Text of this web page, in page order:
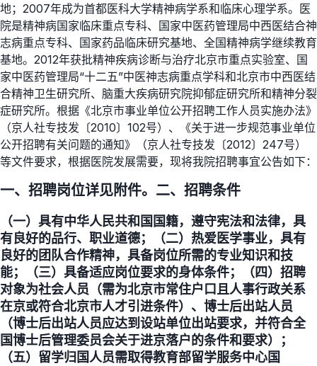
地；2007年成为首都医科大学精神病学系和临床心理学系。医
院是精神病国家临床重点专科、国家中医药管理局中西医结合神
志病重点专科、国家药品临床研究基地、全国精神病学继续教育
基地。2012年获批精神疾病诊断与治疗北京市重点实验室、国
家中医药管理局“十二五”中医神志病重点学科和北京市中西医结
合精神卫生研究所、脑重大疾病研究院抑郁症研究所和精神分裂
症研究所。根据《北京市事业单位公开招聘工作人员实施办法》
（京人社专技发〔2010〕102号）、《关于进一步规范事业单位
公开招聘有关问题的通知》（京人社专技发〔2012〕247号）
等文件要求，根据医院发展需要，现将我院招聘事宜公告如下：
一、招聘岗位详见附件。二、招聘条件
（一）具有中华人民共和国国籍，遵守宪法和法律，具
有良好的品行、职业道德；（二）热爱医学事业，具有
良好的团队合作精神，具备岗位所需的专业知识和技
能；（三）具备适应岗位要求的身体条件；（四）招聘
对象为社会人员（需为北京市常住户口且人事行政关系
在京或符合北京市人才引进条件）、博士后出站人员
（博士后出站人员应达到设站单位出站要求，并符合全
国博士后管理委员会关于进京落户的条件和要求）；
（五）留学归国人员需取得教育部留学服务中心国